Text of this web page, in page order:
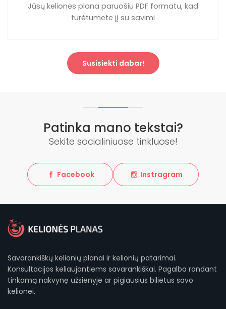
Jūsų kelionės plana paruošiu PDF formatu, kad
turėtumete jį su savimi
Susisiekti dabar!
Patinka mano tekstai?
Sekite socialiniuose tinkluose!
Facebook Instragram
Savarankiškų kelionių planai ir kelionių patarimai.
Konsultacijos keliaujantiems savarankiškai. Pagalba randant
tinkamą nakvynę užsienyje ar pigiausius bilietus savo
kelionei.